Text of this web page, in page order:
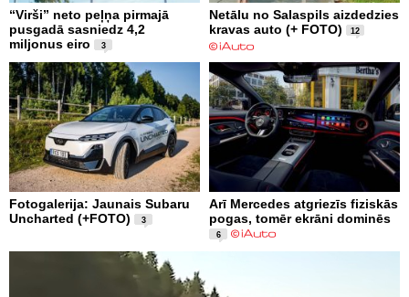
“Virši” neto peļņa pirmajā
pusgadā sasniedz 4,2
miljonus eiro
3
Netālu no Salaspils aizdedzies
kravas auto (+ FOTO)
12
Fotogalerija: Jaunais Subaru
Uncharted (+FOTO)
3
Arī Mercedes atgriezīs fiziskās
pogas, tomēr ekrāni dominēs
6